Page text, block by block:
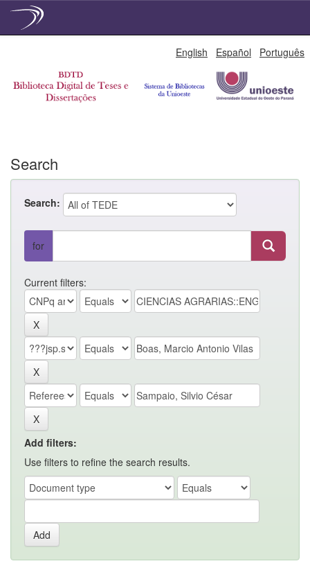
English Español Português
Search
Search:
for
Current filters:
Add filters:
Use filters to refine the search results.